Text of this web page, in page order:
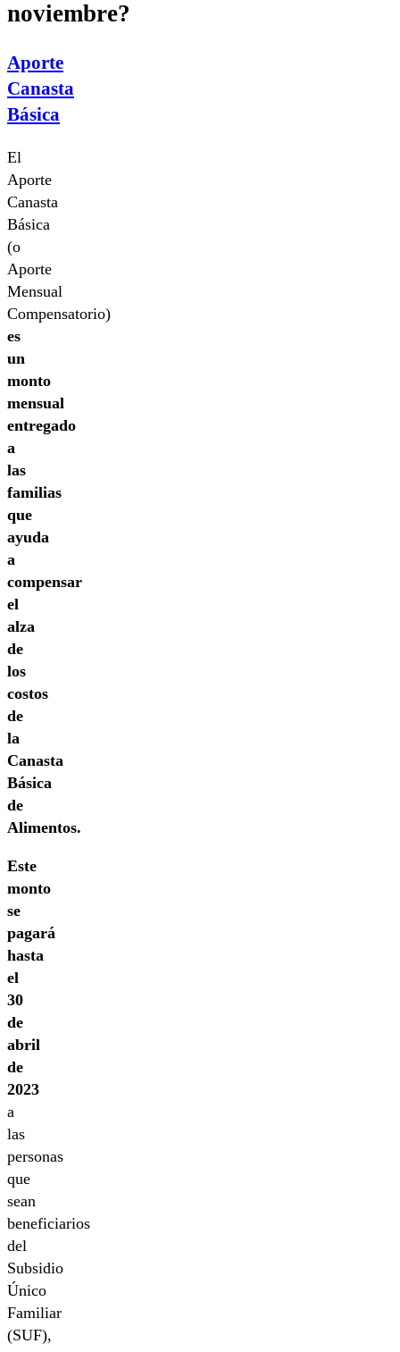
noviembre?
Aporte
Canasta
Básica
El
Aporte
Canasta
Básica
(o
Aporte
Mensual
Compensatorio)
es
un
monto
mensual
entregado
a
las
familias
que
ayuda
a
compensar
el
alza
de
los
costos
de
la
Canasta
Básica
de
Alimentos.
Este
monto
se
pagará
hasta
el
30
de
abril
de
2023
a
las
personas
que
sean
beneficiarios
del
Subsidio
Único
Familiar
(SUF),